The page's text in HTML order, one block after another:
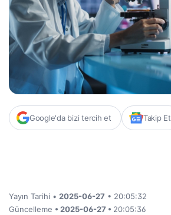
Google'da bizi tercih et Takip Et
Yayın Tarihi • 2025-06-27 • 20:05:32
Güncelleme • 2025-06-27 • 20:05:36